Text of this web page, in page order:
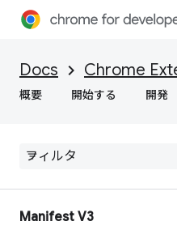
Docs Chrome
概要 開始する 開発
Manifest V3